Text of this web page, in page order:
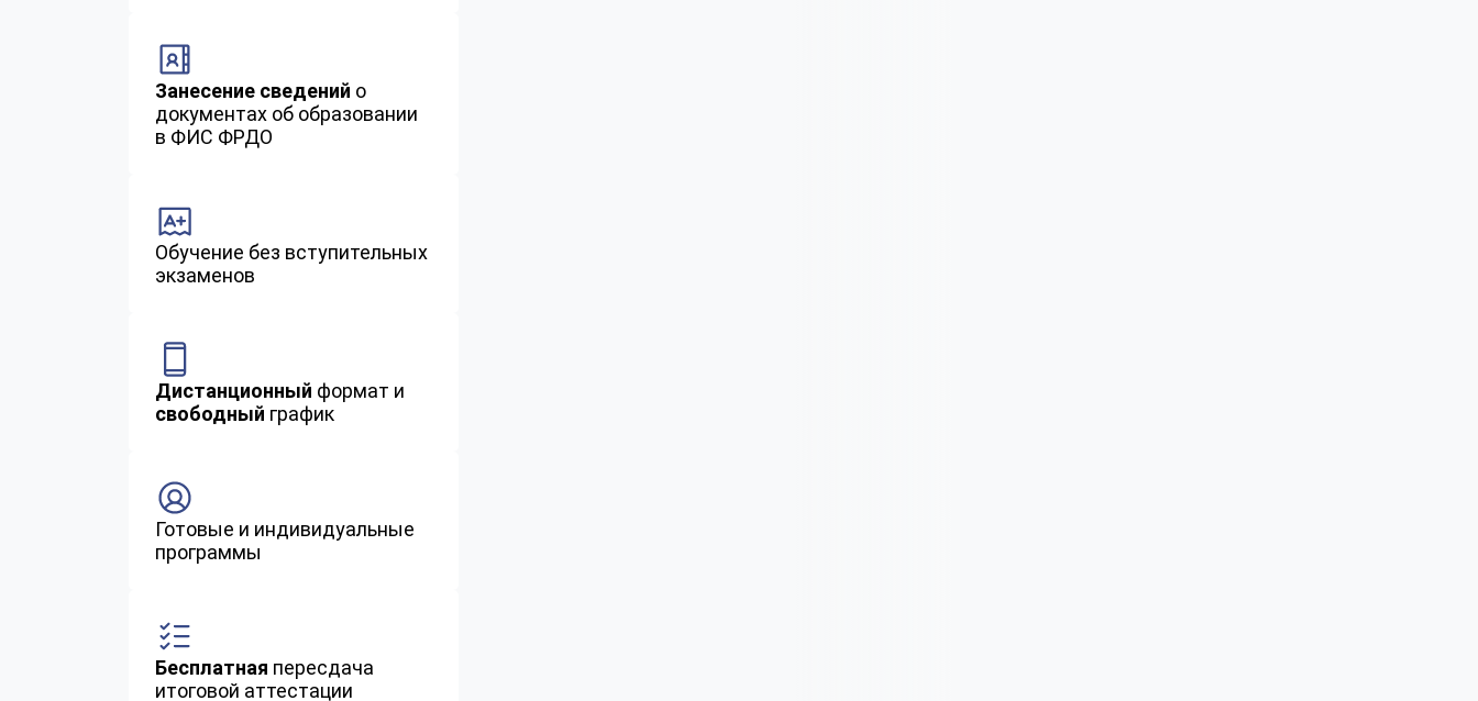
Занесение сведений о
документах об образовании
в ФИС ФРДО
Обучение без вступительных
экзаменов
Дистанционный формат и
свободный график
Готовые и индивидуальные
программы
Бесплатная пересдача
итоговой аттестации